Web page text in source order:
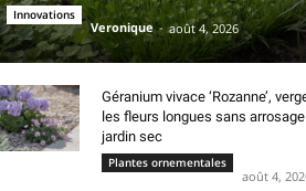
Innovations
Veronique - août 4, 2026
Géranium vivace ‘Rozanne’,
les fleurs longues sans
jardin sec
Plantes ornementales
août 4,